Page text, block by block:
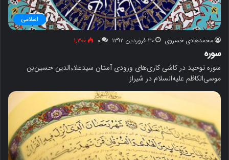
اسلامی
محمدهادی خسروی ۳۰ فروردین ۱۳۹۲ ۰ ۱,۳۰۰
سوره
سوره توحید در کاشی کاری‌های ورودی آستان سیدعلاءالدین حسین‌بن
موسی‌الکاظم علیه‌السلام در شیراز